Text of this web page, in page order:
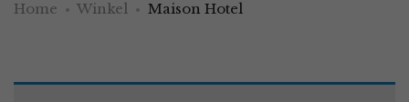
Home Winkel Maison Hotel